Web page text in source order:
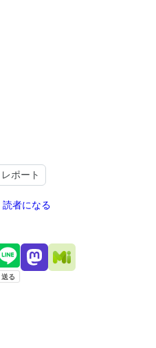
レポート
読者になる